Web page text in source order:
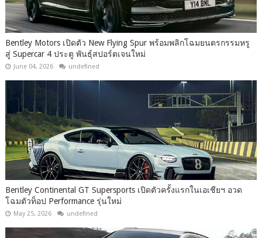
Bentley Motors เปิดตัว New Flying Spur พร้อมพลิกโฉมยนตรกรรมหรู
สู่ Supercar 4 ประตู พันธุ์สปอร์ตเจนใหม่
June 04, 2026 undefined
Bentley Continental GT Supersports เปิดตัวครั้งแรกในเอเชียฯ อวด
โฉมตัวท็อป Performance รุ่นใหม่
May 25, 2026 undefined